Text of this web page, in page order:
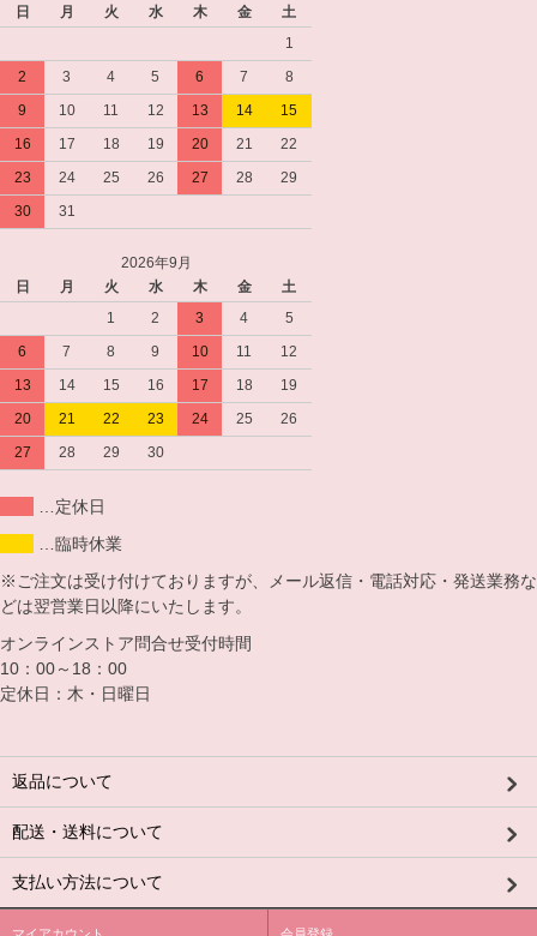
日
月 火 水 木 金
土
1
2
3 4 5 6 7
8
9
10 11 12 13 14
15
16
17 18 19 20 21
22
23
24 25 26 27 28
29
30
31
2026年9月
日
月 火 水 木 金
土
1
2 3 4
5
6
7 8 9 10 11
12
13
14 15 16 17 18
19
20
21 22 23 24 25
26
27
28 29 30
…定休日
…臨時休業
※ご注文は受け付けておりますが、メール返信・電話対応・発送業務な
どは翌営業日以降にいたします。
オンラインストア問合せ受付時間
10：00～18：00
定休日：木・日曜日
返品について
配送・送料について
支払い方法について